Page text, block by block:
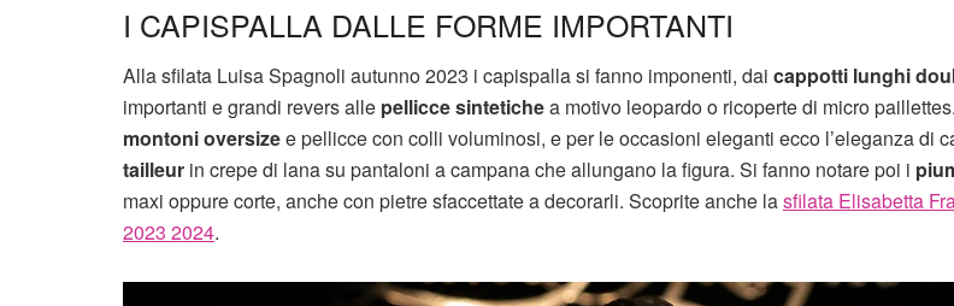
I CAPISPALLA DALLE FORME IMPORTANTI
Alla sfilata Luisa Spagnoli autunno 2023 i capispalla si fanno imponenti, dai cappotti lunghi
importanti e grandi revers alle pellicce sintetichea motivo leopardo o ricoperte di micro
montoni oversizee pellicce con colli voluminosi, e per le occasioni eleganti ecco l’eleganza di
tailleur in crepe di lana su pantaloni a campana che allungano la figura. Si fanno notare poi i
maxi oppure corte, anche con pietre sfaccettate a decorarli. Scoprite anche lasfilata Elisabetta
2023 2024.